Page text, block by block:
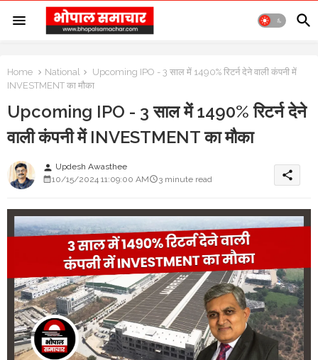
Home National
Upcoming IPO - 3 साल में 1490% रिटर्न देने वाली कंपनी में
INVESTMENT का मौका
Upcoming IPO - 3 साल में 1490% रिटर्न देने
वाली कंपनी में INVESTMENT का मौका
person Updesh Awasthee
10/15/2024 11:09:00 AM
3 minute read share